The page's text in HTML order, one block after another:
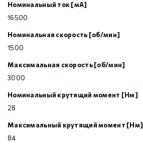
Номинальный ток [мА]
16500
Номинальная скорость [об/мин]
1500
Максимальная скорость [об/мин]
3000
Номинальный крутящий момент [Нм]
28
Максимальный крутящий момент [Нм]
84